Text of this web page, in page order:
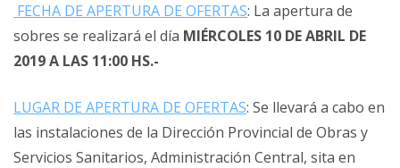
FECHA DE APERTURA DE OFERTAS: La apertura de
sobres se realizará el día MIÉRCOLES 10 DE ABRIL DE
2019 A LAS 11:00 HS.-
LUGAR DE APERTURA DE OFERTAS: Se llevará a cabo en
las instalaciones de la Dirección Provincial de Obras y
Servicios Sanitarios, Administración Central, sita en